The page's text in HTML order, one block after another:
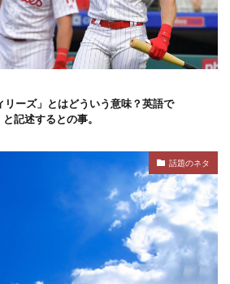
リーズ」とはどういう意味？英語で
記述するとの事。
話題のネタ